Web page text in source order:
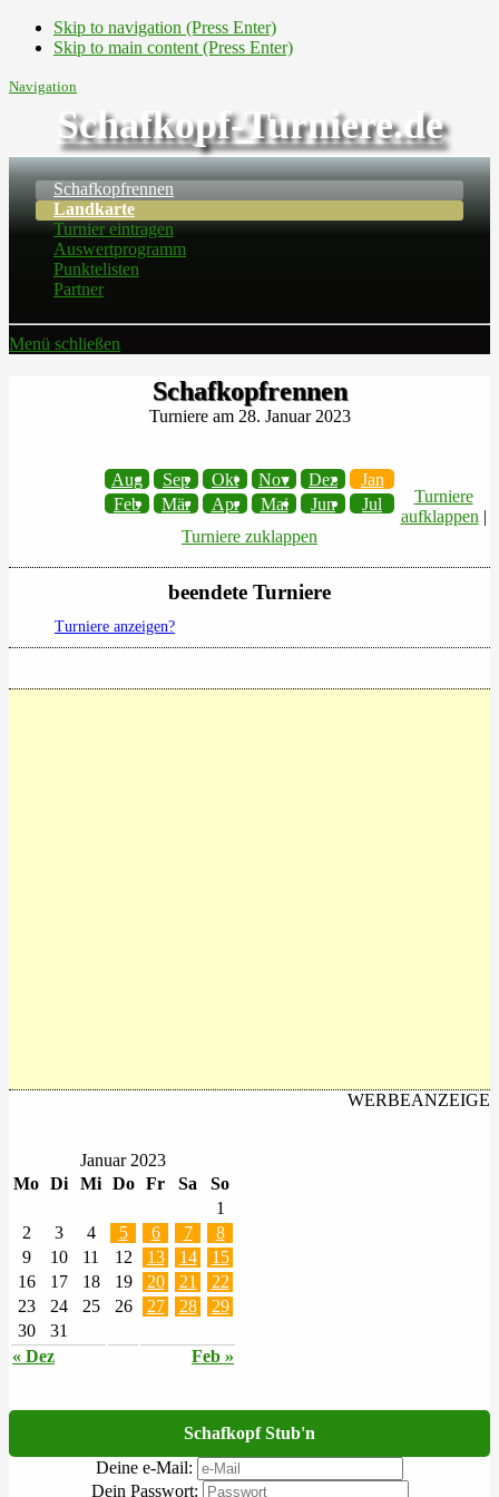
Skip to navigation (Press Enter)
Skip to main content (Press Enter)
Navigation
Schafkopf-Turniere.de
Schafkopfrennen
Landkarte
Turnier eintragen
Auswertprogramm
Punktelisten
Partner
Menü schließen
Schafkopfrennen
Turniere am 28. Januar 2023
Aug Sep Okt Nov Dez
Jan
Feb
Mär Apr Mai Jun Jul
Turniere
aufklappen |
Turniere zuklappen
beendete Turniere
Turniere anzeigen?
WERBEANZEIGE
Januar 2023
Mo Di Mi Do Fr Sa So
« Dez Feb »
1
2
3 4 5 6 7
8
9
10 11 12 13 14
15
16
17 18 19 20 21
22
23
24 25 26 27 28
29
30
31
Schafkopf Stub'n
Deine e-Mail:
Dein Passwort: